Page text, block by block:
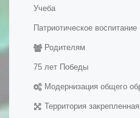
Учеба
Медалисты
Электронные
Методические разработки
Патриотическое воспитание
Родителям
75 лет Победы
Модернизация общего
Территория